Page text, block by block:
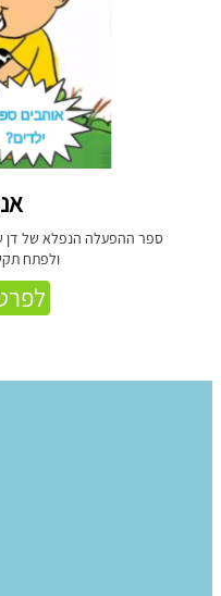
ספר ההפעלה הנפלא של דן
ולפתח